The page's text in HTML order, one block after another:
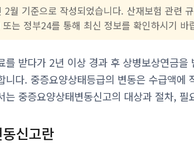
월 기준으로 작성되었습니다. 산재보험 관련
는 정부24를 통해 최신 정보를 확인하시기 바
를 받다가 2년 이상 경과 후 상병보상연금
니다. 중증요양상태등급의 변동은 수급액에
는 중증요양상태변동신고의 대상과 절차,
신고란